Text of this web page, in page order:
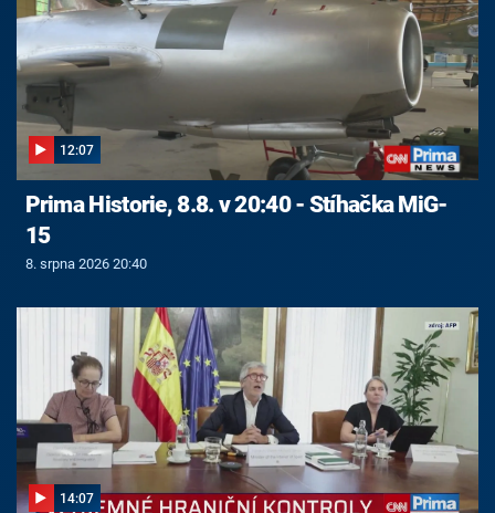
12:07
Prima Historie, 8.8. v 20:40 - Stíhačka MiG-
15
8. srpna 2026 20:40
14:07